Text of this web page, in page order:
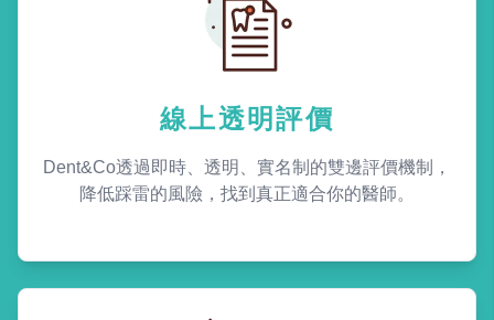
線上透明評價
Dent&Co透過即時、透明、實名制的雙邊評價機制，
降低踩雷的風險，找到真正適合你的醫師。